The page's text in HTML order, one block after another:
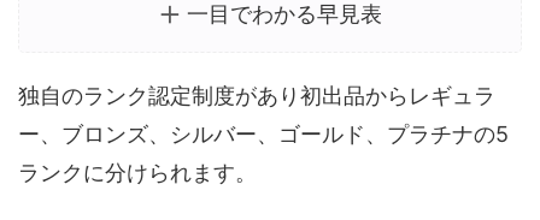
一目でわかる早見表
独自のランク認定制度があり初出品からレギュラ
ー、ブロンズ、シルバー、ゴールド、プラチナの5
ランクに分けられます。